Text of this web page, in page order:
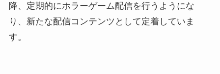
降、定期的にホラーゲーム配信を行うようにな
り、新たな配信コンテンツとして定着していま
す。